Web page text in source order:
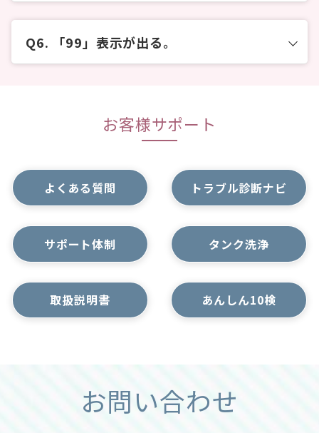
コメット電機サービスセンター
0120-2171-00
※ 受付時間 月曜～金曜 9:00～17:00
土曜・日曜・祝日を除く
理をご希望される場合は、上記フリーダイヤルへご
本体の点検を含めて修理をご希望される
「99」表示が出る。
お客様サポート
よくある質問 トラブル診断ナビ
サポート体制 タンク洗浄
取扱説明書 あんしん10検
お問い合わせ